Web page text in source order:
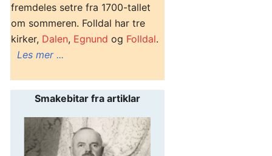
fremdeles setre fra 1700-tallet
om sommeren. Folldal har tre
kirker, Dalen, Egnund og Folldal.
Les mer ...
Smakebitar fra artiklar